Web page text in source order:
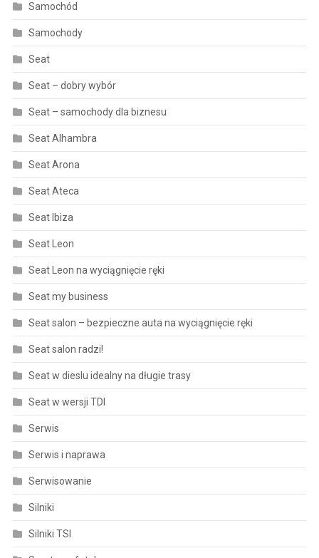
Samochód
Samochody
Seat
Seat – dobry wybór
Seat – samochody dla biznesu
Seat Alhambra
Seat Arona
Seat Ateca
Seat Ibiza
Seat Leon
Seat Leon na wyciągnięcie ręki
Seat my business
Seat salon – bezpieczne auta na wyciągnięcie ręki
Seat salon radzi!
Seat w dieslu idealny na długie trasy
Seat w wersji TDI
Serwis
Serwis i naprawa
Serwisowanie
Silniki
Silniki TSI